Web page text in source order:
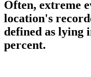
Often, extreme
location's
defined as lying
percent.